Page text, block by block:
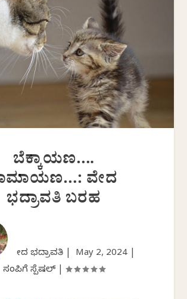
ಬೆಕ್ಕಾಯಣ….
ವೇದ
ಭದ್ರಾವತಿ ಬರಹ
ವೇದ ಭದ್ರಾವತಿ | May 2, 2024|
ಸಂಪಿಗೆ ಸ್ಪೆಷಲ್|